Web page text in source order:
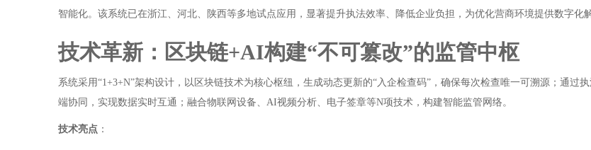
智能化。该系统已在浙江、河北、陕西等多地试点应用，显著提升执法效率、降低企业负担，为优化营商环境提供数字化
技术革新：区块链+AI构建“不可篡改”的监管中枢
系统采用“1+3+N”架构设计，以区块链技术为核心枢纽，生成动态更新的“入企检查码”，确保每次检查唯一可溯源；通过
端协同，实现数据实时互通；融合物联网设备、AI视频分析、电子签章等N项技术，构建智能监管网络。
技术亮点 ：